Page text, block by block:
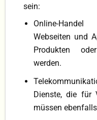
sein:
Online-Handel
Webseiten und
Produkten
werden.
Dienste, die für
müssen